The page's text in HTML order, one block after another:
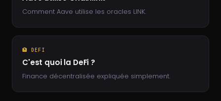
Comment Aave utilise les oracles LINK.
🏦 DEFI
C'est quoi la DeFi ?
Finance décentralisée expliquée simplement.